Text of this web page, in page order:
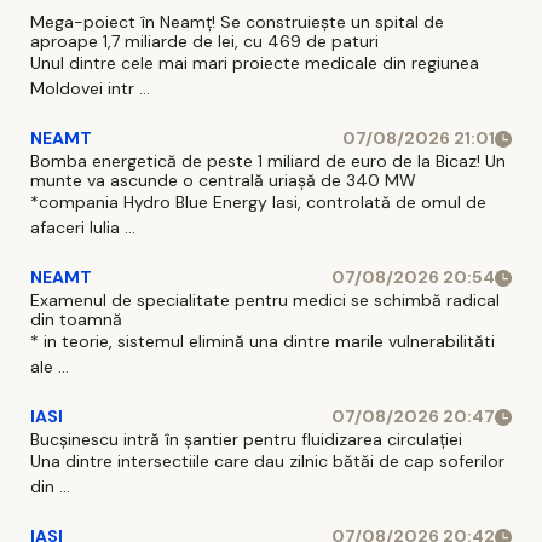
poți face în
acest
weekend la
evenimentelor,
realizat de
inedită'.
Mesaj
care a
stârnit
reacții în
Mega-poiect în Neamț! Se construiește un spital de
aproape 1,7 miliarde de lei, cu 469 de paturi
Unul dintre cele mai mari proiecte medicale din regiunea
Moldovei intr ...
NEAMT
07/08/2026 21:01
Bomba energetică de peste 1 miliard de euro de la Bicaz! Un
munte va ascunde o centrală uriașă de 340 MW
*compania Hydro Blue Energy Iasi, controlată de omul de
afaceri Iulia ...
NEAMT
07/08/2026 20:54
Examenul de specialitate pentru medici se schimbă radical
din toamnă
* in teorie, sistemul elimină una dintre marile vulnerabilităti
ale ...
IASI
07/08/2026 20:47
Bucșinescu intră în șantier pentru fluidizarea circulației
Una dintre intersectiile care dau zilnic bătăi de cap soferilor
din ...
IASI 07/08/2026 20:42